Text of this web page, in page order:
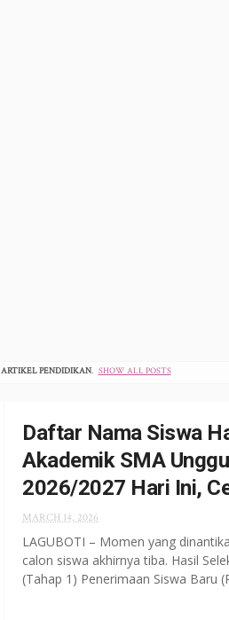
ARTIKEL PENDIDIKAN. SHOW ALL POSTS
Daftar Nama Siswa
Akademik SMA
2026/2027 Hari Ini,
MARCH 14, 2026
LAGUBOTI – Momen yang
calon siswa akhirnya tiba. Hasil
(Tahap 1) Penerimaan Siswa Baru